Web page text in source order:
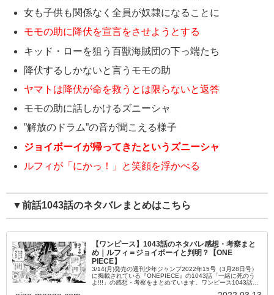
女も子供も関係なく全員が奴隷になることに
モモの助に降伏を宣言をさせようとする
キッド・ローを狙う百獣海賊団の下っ端たち
降伏するしかないと言うモモの助
ヤマトは降伏が命を救うとは限らないと返答
モモの助に話しかけるズニーシャ
”解放のドラム”の音が聞こえる様子
ジョイボーイが帰ってきたというズニーシャ
ルフィが「にかっ！」と笑顔を浮かべる
▼前話1043話のネタバレまとめはこちら
【ワンピース】1043話のネタバレ感想・考察まと
め｜ルフィ＝ジョイボーイと判明？【ONE
PIECE】
3/14(月)発売の週刊少年ジャンプ2022年15号（3月28日号）
に掲載されている『ONEPIECE』の1043話「一緒に死のう
よ!!!」の感想・考察をまとめています。ワンピース1043話の